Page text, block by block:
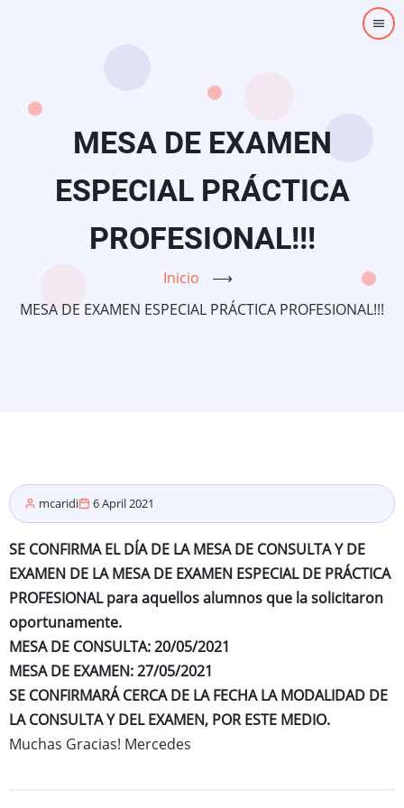
MESA DE EXAMEN
ESPECIAL PRÁCTICA
PROFESIONAL!!!
Inicio
⟶
MESA DE EXAMEN ESPECIAL PRÁCTICA PROFESIONAL!!!
mcaridi 6 April 2021
SE CONFIRMA EL DÍA DE LA MESA DE CONSULTA Y DE
EXAMEN DE LA MESA DE EXAMEN ESPECIAL DE PRÁCTICA
PROFESIONAL para aquellos alumnos que la solicitaron
oportunamente.
MESA DE CONSULTA: 20/05/2021
MESA DE EXAMEN: 27/05/2021
SE CONFIRMARÁ CERCA DE LA FECHA LA MODALIDAD DE
LA CONSULTA Y DEL EXAMEN, POR ESTE MEDIO.
Muchas Gracias! Mercedes